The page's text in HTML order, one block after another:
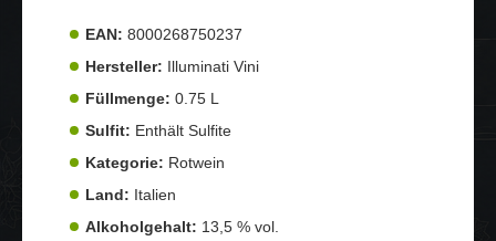
EAN: 8000268750237
Hersteller: Illuminati Vini
Füllmenge: 0.75 L
Sulfit: Enthält Sulfite
Kategorie: Rotwein
Land: Italien
Alkoholgehalt: 13,5 % vol.